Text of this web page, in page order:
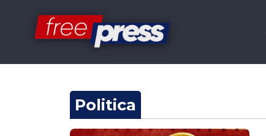
Politica